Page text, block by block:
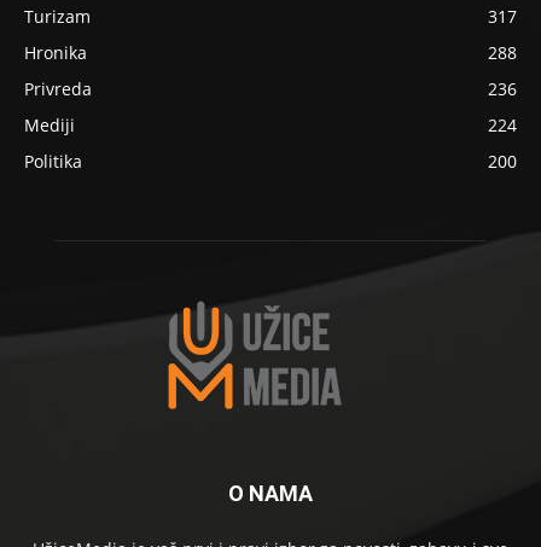
Turizam
317
Hronika
288
Privreda
236
Mediji
224
Politika
200
O NAMA